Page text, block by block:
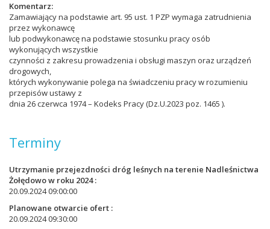
Komentarz
Zamawiający na podstawie art. 95 ust. 1 PZP wymaga zatrudnienia
przez wykonawcę
lub podwykonawcę na podstawie stosunku pracy osób
wykonujących wszystkie
czynności z zakresu prowadzenia i obsługi maszyn oraz urządzeń
drogowych,
których wykonywanie polega na świadczeniu pracy w rozumieniu
przepisów ustawy z
dnia 26 czerwca 1974 – Kodeks Pracy (Dz.U.2023 poz. 1465 ).
Terminy
Utrzymanie przejezdności dróg leśnych na terenie Nadleśnictwa
Żołędowo w roku 2024
20.09.2024 09:00:00
Planowane otwarcie ofert
20.09.2024 09:30:00